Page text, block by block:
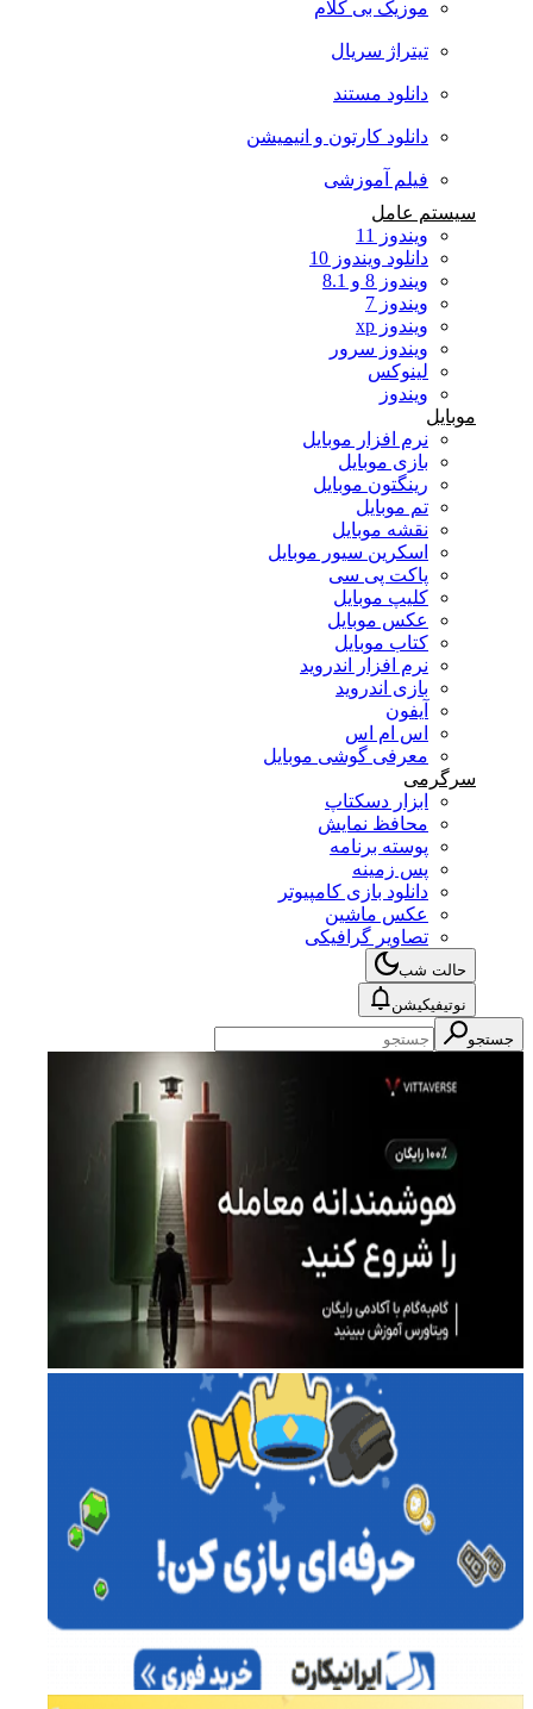
موزیک بی کلام
تیتراژ سریال
دانلود مستند
دانلود کارتون و انیمیشن
فیلم آموزشی
سیستم عامل
ویندوز 11
دانلود ویندوز 10
ویندوز 8 و 8.1
ویندوز 7
ویندوز xp
ویندوز سرور
لینوکس
ویندوز
موبایل
نرم افزار موبایل
بازی موبایل
رینگتون موبایل
تم موبایل
نقشه موبایل
اسکرین سیور موبایل
پاکت پی سی
کلیپ موبایل
عکس موبایل
کتاب موبایل
نرم افزار اندروید
بازی اندروید
آیفون
اس ام اس
معرفی گوشی موبایل
سرگرمی
ابزار دسکتاپ
محافظ نمایش
پوسته برنامه
پس زمینه
دانلود بازی کامپیوتر
عکس ماشین
تصاویر گرافیکی
حالت شب
نوتیفیکیشن
جستجو